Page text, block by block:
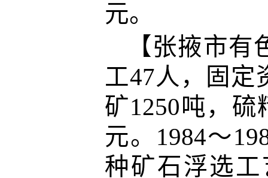
元。
【张掖市
工47人，固定
矿1250吨，硫
元。1984～
种矿石浮选